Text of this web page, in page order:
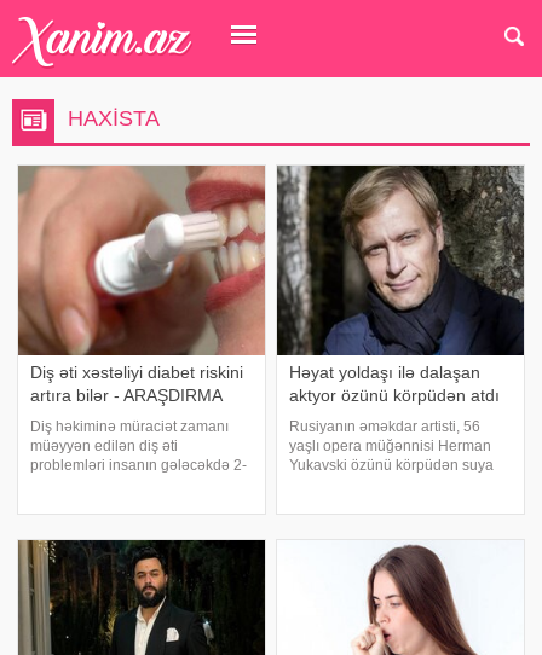
HAXISTA
Diş əti xəstəliyi diabet riskini
artıra bilər - ARAŞDIRMA
Diş həkiminə müraciət zamanı
müəyyən edilən diş əti
problemləri insanın gələcəkdə 2-
Health" jurnalında dərc olunan v
Həyat yoldaşı ilə dalaşan
aktyor özünü körpüdən atdı
Rusiyanın əməkdar artisti, 56
yaşlı opera müğənnisi Herman
Yukavski özünü körpüdən suya
həyat yoldaşı ilə mübahisə olub.